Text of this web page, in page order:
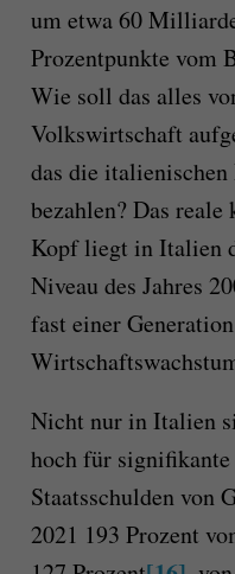
um etwa 60
Prozentpunkte vom
Wie soll das alles
Volkswirtschaft
das die
bezahlen? Das
Kopf liegt in Italien
Niveau des Jahres
fast einer
Nicht nur in Italien
hoch für
Staatsschulden von
2021 193 Prozent